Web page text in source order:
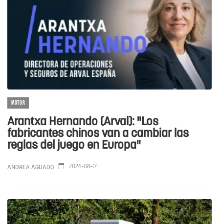
MOTOR
Arantxa Hernando (Arval): "Los
fabricantes chinos van a cambiar las
reglas del juego en Europa"
ANDREA AGUADO 2026-08-01